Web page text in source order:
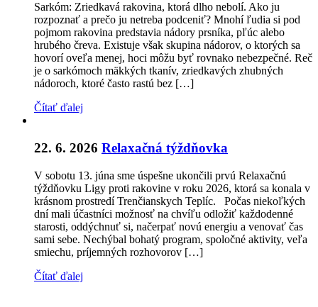
Sarkóm: Zriedkavá rakovina, ktorá dlho nebolí. Ako ju
rozpoznať a prečo ju netreba podceniť? Mnohí ľudia si pod
pojmom rakovina predstavia nádory prsníka, pľúc alebo
hrubého čreva. Existuje však skupina nádorov, o ktorých sa
hovorí oveľa menej, hoci môžu byť rovnako nebezpečné. Reč
je o sarkómoch mäkkých tkanív, zriedkavých zhubných
nádoroch, ktoré často rastú bez […]
Čítať ďalej
22. 6. 2026 Relaxačná týždňovka
V sobotu 13. júna sme úspešne ukončili prvú Relaxačnú
týždňovku Ligy proti rakovine v roku 2026, ktorá sa konala v
krásnom prostredí Trenčianskych Teplíc. Počas niekoľkých
dní mali účastníci možnosť na chvíľu odložiť každodenné
starosti, oddýchnuť si, načerpať novú energiu a venovať čas
sami sebe. Nechýbal bohatý program, spoločné aktivity, veľa
smiechu, príjemných rozhovorov […]
Čítať ďalej